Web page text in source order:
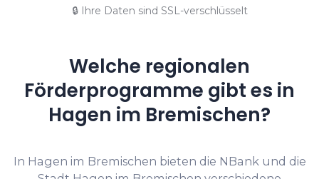
🔒 Ihre Daten sind SSL-verschlüsselt
Welche regionalen
Förderprogramme gibt es in
Hagen im Bremischen?
In Hagen im Bremischen bieten die NBank und die